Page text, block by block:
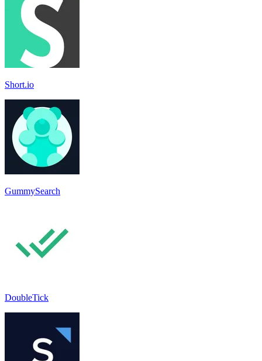
Short.io
GummySearch
DoubleTick